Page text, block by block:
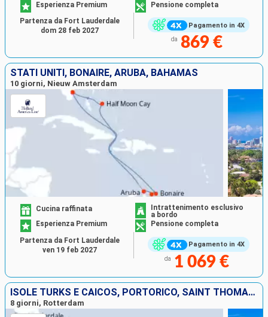
Pagamento in 4X
Esperienza Premium Pensione completa
da 869 €
Partenza da Fort Lauderdale
dom 28 feb 2027
STATI UNITI, BONAIRE, ARUBA, BAHAMAS
10 giorni, Nieuw Amsterdam
Pagamento in 4X
Cucina raffinata
Intrattenimento esclusivo
a bordo
Esperienza Premium
Pensione completa
da 1 069 €
Partenza da Fort Lauderdale
ven 19 feb 2027
ISOLE TURKS E CAICOS, PORTORICO, SAINT THOMAS, BAHAMAS, STATI UNITI
8 giorni, Rotterdam